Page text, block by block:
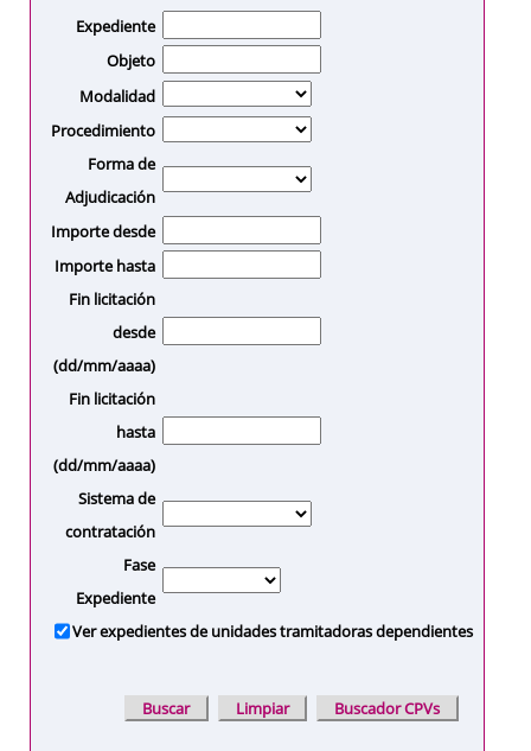
Expediente
Objeto
Modalidad
Procedimiento
Forma de
Adjudicación
Importe desde
Importe hasta
Fin licitación
desde
(dd/mm/aaaa)
Fin licitación
hasta
(dd/mm/aaaa)
Sistema de
contratación
Fase
Expediente
Ver expedientes de unidades tramitadoras dependientes